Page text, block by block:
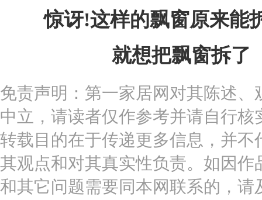
惊讶!这样的飘窗原来能
就想把飘窗拆了
免责声明：第一家居网对其陈述、
中立，请读者仅作参考并请自行核
转载目的在于传递更多信息，并不
其观点和对其真实性负责。如因作
和其它问题需要同本网联系的，请